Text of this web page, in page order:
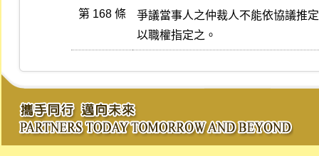
第 168 條
爭議當事人之仲裁人不能依協議推
以職權指定之。